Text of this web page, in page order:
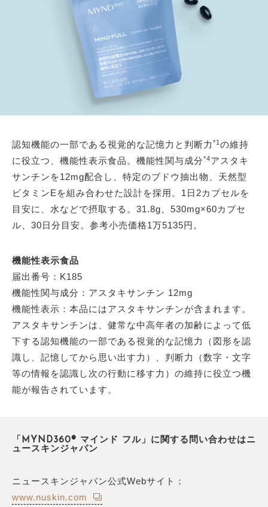
認知機能の一部である視覚的な記憶力と判断力 *1 の維持
に役立つ、機能性表示食品。機能性関与成分*4アスタキ
サンチンを12mg配合し、特定のブドウ抽出物、天然型
ビタミンEを組み合わせた設計を採用。1日2カプセルを
目安に、水などで摂取する。31.8g、530mg×60カプセ
ル、30日分目安。参考小売価格1万5135円。
機能性表示食品
届出番号：K185
機能性関与成分：アスタキサンチン 12mg
機能性表示：本品にはアスタキサンチンが含まれます。
アスタキサンチンは、健常な中高年者の加齢によって低
下する認知機能の一部である視覚的な記憶力（図形を認
識し、記憶してから思い出す力）、判断力（数字・文字
等の情報を認識し次の行動に移す力）の維持に役立つ機
能が報告されています。
「MYND360® マインド フル」に関する問い合わせはニ
ュースキンジャパン
ニュースキンジャパン公式Webサイト：
www.nuskin.com